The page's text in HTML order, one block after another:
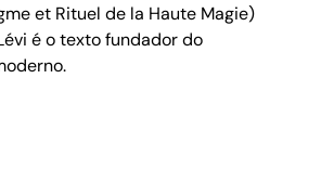
et Rituel de la Haute Magie)
é o texto fundador do